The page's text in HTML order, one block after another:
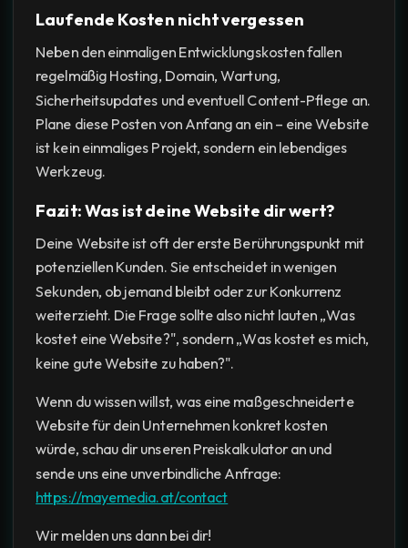
Laufende Kosten nicht vergessen
Neben den einmaligen Entwicklungskosten fallen
regelmäßig Hosting, Domain, Wartung,
Sicherheitsupdates und eventuell Content-Pflege an.
Plane diese Posten von Anfang an ein – eine Website
ist kein einmaliges Projekt, sondern ein lebendiges
Werkzeug.
Fazit: Was ist deine Website dir wert?
Deine Website ist oft der erste Berührungspunkt mit
potenziellen Kunden. Sie entscheidet in wenigen
Sekunden, ob jemand bleibt oder zur Konkurrenz
weiterzieht. Die Frage sollte also nicht lauten „Was
kostet eine Website?", sondern „Was kostet es mich,
keine gute Website zu haben?".
Wenn du wissen willst, was eine maßgeschneiderte
Website für dein Unternehmen konkret kosten
würde, schau dir unseren Preiskalkulator an und
sende uns eine unverbindliche Anfrage:
https://mayemedia.at/contact
Wir melden uns dann bei dir!